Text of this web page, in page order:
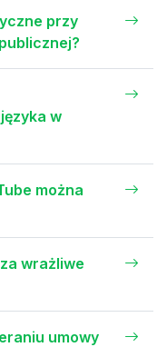
przy
w
można
wrażliwe
umowy